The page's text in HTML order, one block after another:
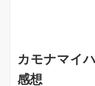
カモナマイ
感想